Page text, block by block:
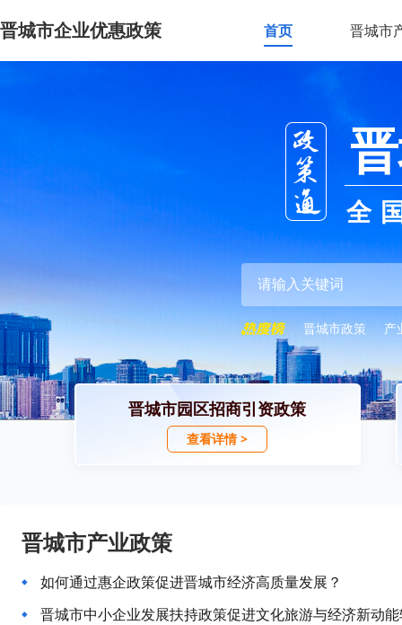
晋城市企业优惠政策 首页 晋城市
全
晋城市政策 产
晋城市园区招商引资政策
查看详情 >
晋城市产业政策
如何通过惠企政策促进晋城市经济高质量发展？
晋城市中小企业发展扶持政策促进文化旅游与经济新动